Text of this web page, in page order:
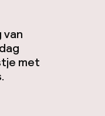
van
met